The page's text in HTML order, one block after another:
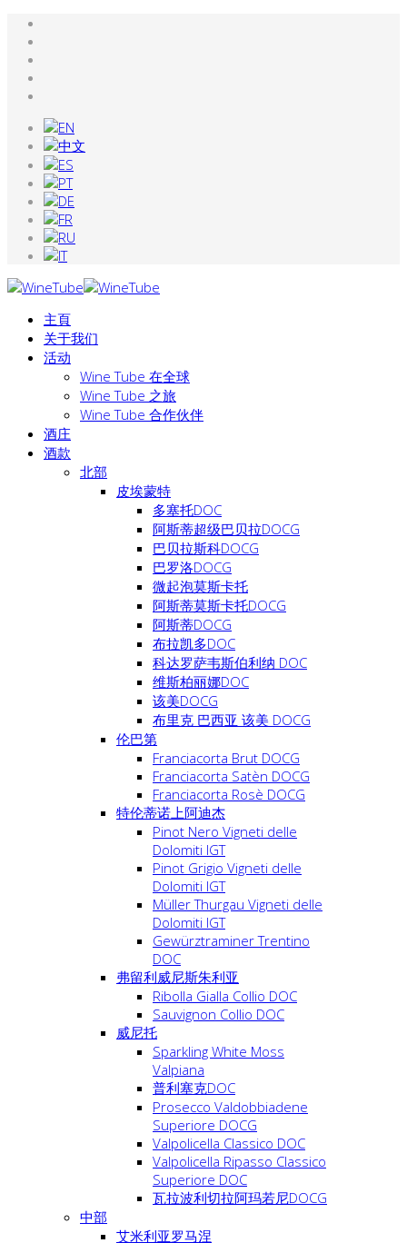
主頁
关于我们
活动
Wine Tube 在全球
Wine Tube 之旅
Wine Tube 合作伙伴
酒庄
酒款
北部
皮埃蒙特
多塞托DOC
阿斯蒂超级巴贝拉DOCG
巴贝拉斯科DOCG
巴罗洛DOCG
微起泡莫斯卡托
阿斯蒂莫斯卡托DOCG
阿斯蒂DOCG
布拉凯多DOC
科达罗萨韦斯伯利纳 DOC
维斯柏丽娜DOC
该美DOCG
布里克 巴西亚 该美 DOCG
伦巴第
Franciacorta Brut DOCG
Franciacorta Satèn DOCG
Franciacorta Rosè DOCG
特伦蒂诺上阿迪杰
Pinot Nero Vigneti delle
Dolomiti IGT
Pinot Grigio Vigneti delle
Dolomiti IGT
Müller Thurgau Vigneti delle
Dolomiti IGT
Gewürztraminer Trentino
DOC
弗留利威尼斯朱利亚
Ribolla Gialla Collio DOC
Sauvignon Collio DOC
威尼托
Sparkling White Moss
Valpiana
普利塞克DOC
Prosecco Valdobbiadene
Superiore DOCG
Valpolicella Classico DOC
Valpolicella Ripasso Classico
Superiore DOC
瓦拉波利切拉阿玛若尼DOCG
中部
艾米利亚罗马涅